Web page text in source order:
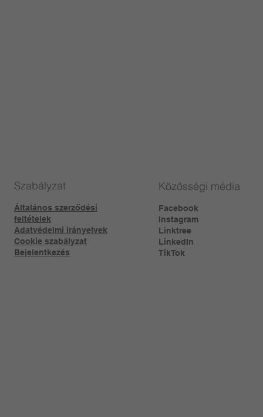
Szabályzat
Általános szerződési
feltételek
Adatvédelmi irányelvek
Cookie szabályzat
Bejelentkezés
Közösségi média
Facebook
Instagram
Linktree​
LinkedIn
TikTok